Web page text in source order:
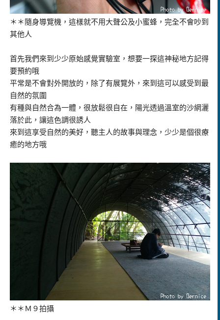
＊＊隨身導覽機，這樣就不用大聲公及小蜜蜂，完全不會吵到
其他人
首先我們來到少少原始感覺實驗室，想要一探這神秘地方記得
要預約哦
平常是不會對外開放的，除了有展覽外，來到這可以感受到最
自然的氛圍
有種與自然合為一體，很放鬆很自在，陽光透過溫室的沙網灑
落於此，讓這色調很誘人
來到這享受自然的美好，聽主人的故事與理念，少少是個很療
癒的地方哦
＊＊Ｍ９拍攝